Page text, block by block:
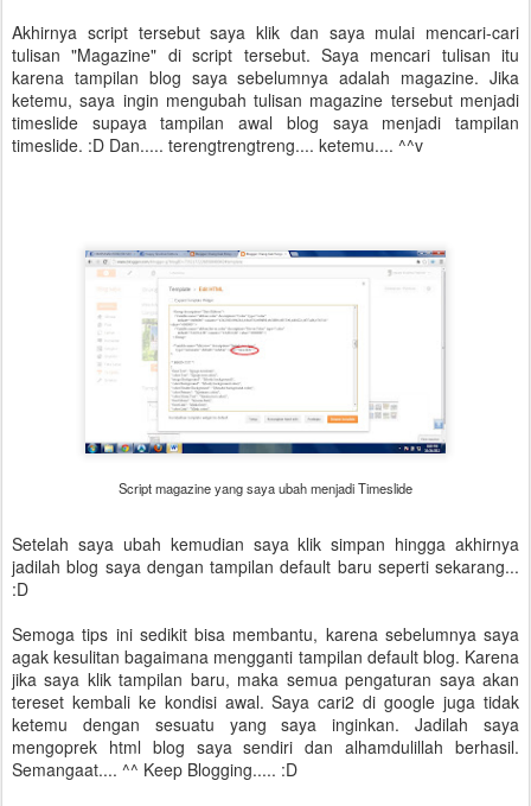
Akhirnya script tersebut saya klik dan saya mulai mencari-cari
tulisan "Magazine" di script tersebut. Saya mencari tulisan itu
karena tampilan blog saya sebelumnya adalah magazine. Jika
ketemu, saya ingin mengubah tulisan magazine tersebut menjadi
timeslide supaya tampilan awal blog saya menjadi tampilan
timeslide. :D Dan..... terengtrengtreng.... ketemu.... ^^v
Script magazine yang saya ubah menjadi Timeslide
Setelah saya ubah kemudian saya klik simpan hingga akhirnya
jadilah blog saya dengan tampilan default baru seperti sekarang...
:D
Semoga tips ini sedikit bisa membantu, karena sebelumnya saya
agak kesulitan bagaimana mengganti tampilan default blog. Karena
jika saya klik tampilan baru, maka semua pengaturan saya akan
tereset kembali ke kondisi awal. Saya cari2 di google juga tidak
ketemu dengan sesuatu yang saya inginkan. Jadilah saya
mengoprek html blog saya sendiri dan alhamdulillah berhasil.
Semangaat.... ^^ Keep Blogging..... :D